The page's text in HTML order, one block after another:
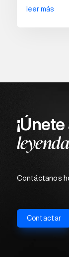
leer más
Contáctanos
Contactar